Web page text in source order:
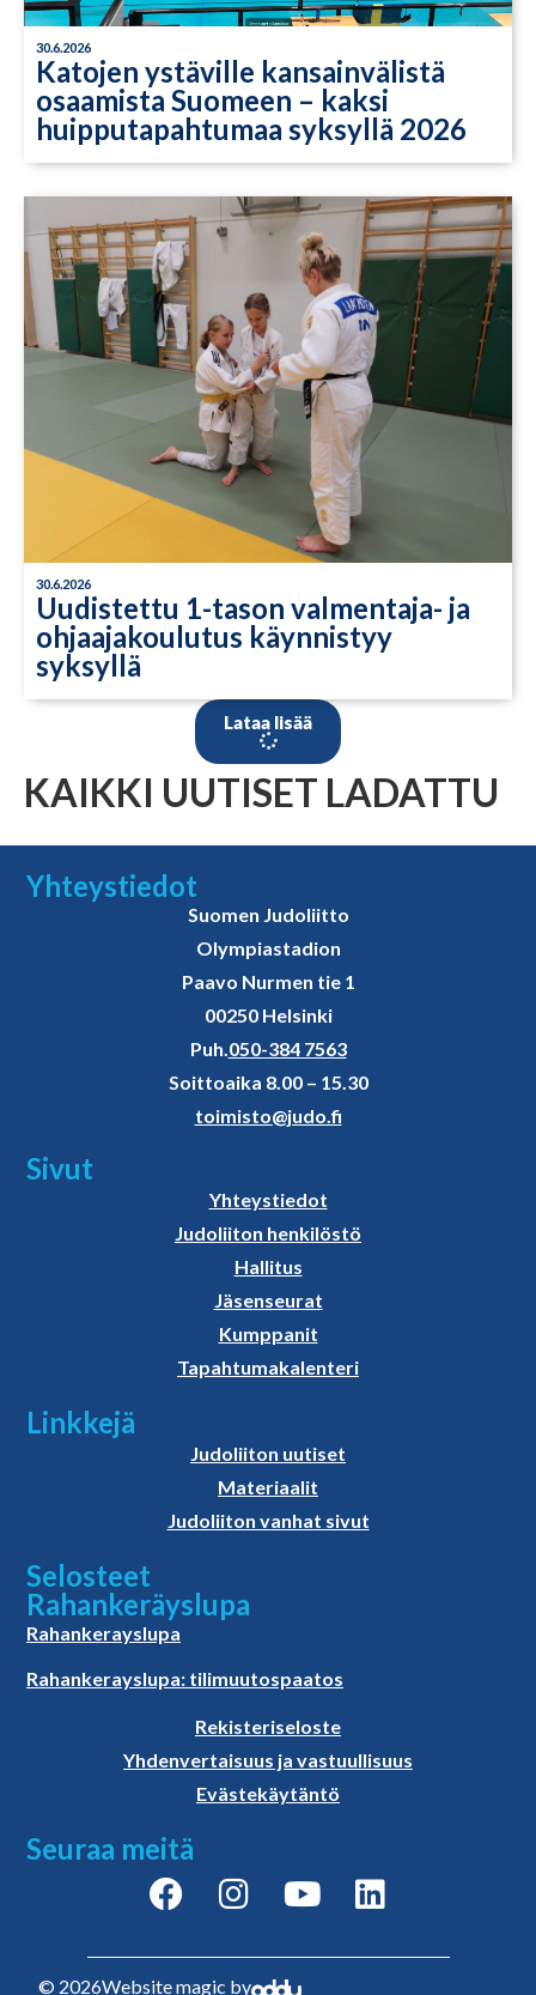
30.6.2026
Katojen ystäville kansainvälistä
osaamista Suomeen – kaksi
huipputapahtumaa syksyllä 2026
30.6.2026
Uudistettu 1-tason valmentaja- ja
ohjaajakoulutus käynnistyy
syksyllä
Lataa lisää
KAIKKI UUTISET LADATTU
Yhteystiedot
Suomen Judoliitto
Olympiastadion
Paavo Nurmen tie 1
00250 Helsinki
Puh. 050-384 7563
Soittoaika 8.00 – 15.30
toimisto@judo.fi
Sivut
Yhteystiedot
Judoliiton henkilöstö
Hallitus
Jäsenseurat
Kumppanit
Tapahtumakalenteri
Linkkejä
Judoliiton uutiset
Materiaalit
Judoliiton vanhat sivut
Selosteet
Rahankeräyslupa
Rahankerayslupa
Rahankerayslupa: tilimuutospaatos
Rekisteriseloste
Yhdenvertaisuus ja vastuullisuus
Evästekäytäntö
Seuraa meitä
© 2026Website magic by